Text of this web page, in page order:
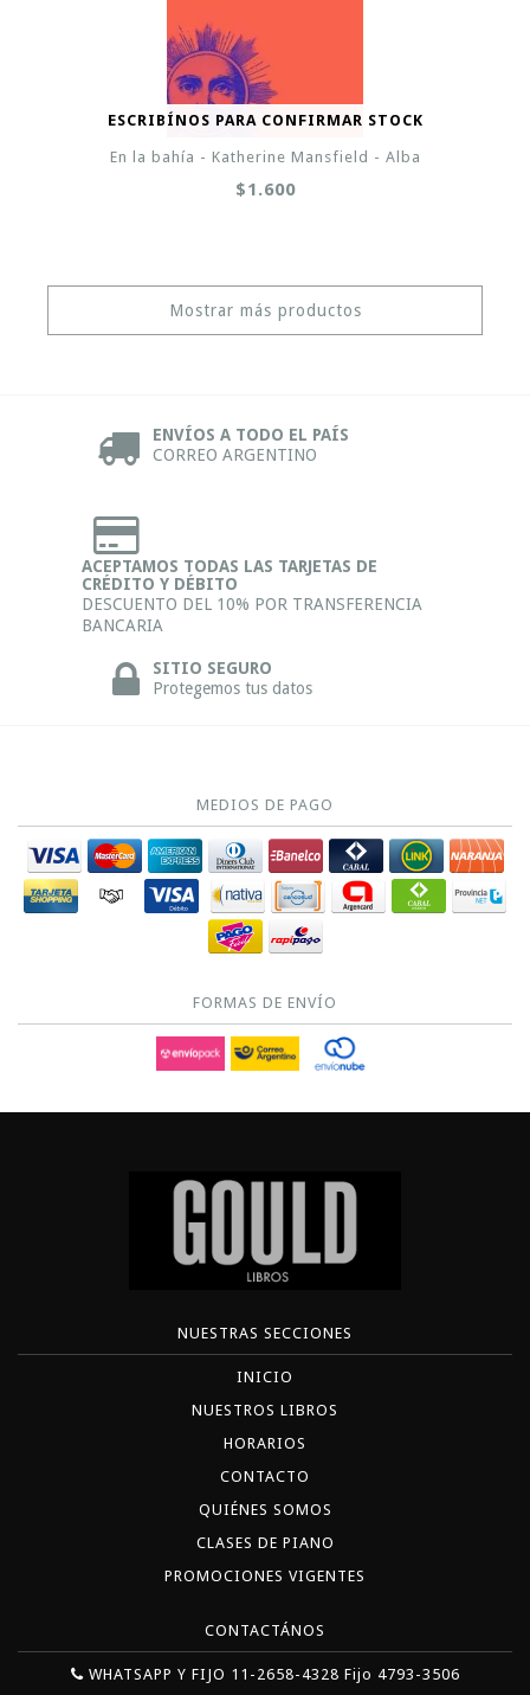
ESCRIBÍNOS PARA CONFIRMAR STOCK
En la bahía - Katherine Mansfield - Alba
$1.600
Mostrar más productos
ENVÍOS A TODO EL PAÍS
CORREO ARGENTINO
ACEPTAMOS TODAS LAS TARJETAS DE
CRÉDITO Y DÉBITO
DESCUENTO DEL 10% POR TRANSFERENCIA
BANCARIA
SITIO SEGURO
Protegemos tus datos
MEDIOS DE PAGO
FORMAS DE ENVÍO
NUESTRAS SECCIONES
INICIO
NUESTROS LIBROS
HORARIOS
CONTACTO
QUIÉNES SOMOS
CLASES DE PIANO
PROMOCIONES VIGENTES
CONTACTÁNOS
WHATSAPP Y FIJO 11-2658-4328 Fijo 4793-3506